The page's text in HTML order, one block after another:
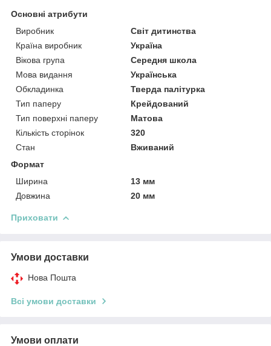
Основні атрибути
Виробник
Світ дитинства
Країна виробник
Україна
Вікова група
Середня школа
Мова видання
Українська
Обкладинка
Тверда палітурка
Тип паперу
Крейдований
Тип поверхні паперу
Матова
Кількість сторінок
320
Стан
Вживаний
Формат
Ширина
13 мм
Довжина
20 мм
Приховати
Умови доставки
Нова Пошта
Всі умови доставки
Умови оплати